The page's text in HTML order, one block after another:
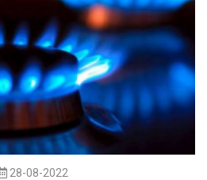
28-08-2022